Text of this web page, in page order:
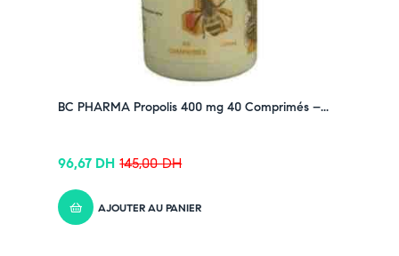
BC PHARMA Propolis 400 mg 40 Comprimés –...
145,00DH
96,67 DH
AJOUTER AU PANIER